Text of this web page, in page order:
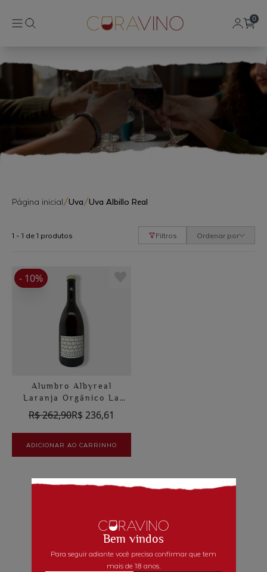
Bem vindos
Para seguir adiante você precisa confirmar que tem
mais de 18 anos.
0
Página inicial/Uva/Uva Albillo Real
1 - 1 de 1 produtos Filtros Ordenar por
Alumbro Albyreal
Laranja Orgânico La
Microbodega Del
Alumbro
R$ 262,90R$ 236,61
- 10%
ADICIONAR AO CARRINHO